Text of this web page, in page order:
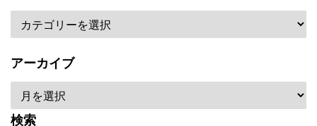
アーカイブ
検索